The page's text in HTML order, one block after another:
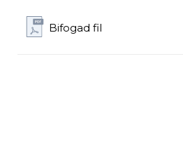
Bifogad fil